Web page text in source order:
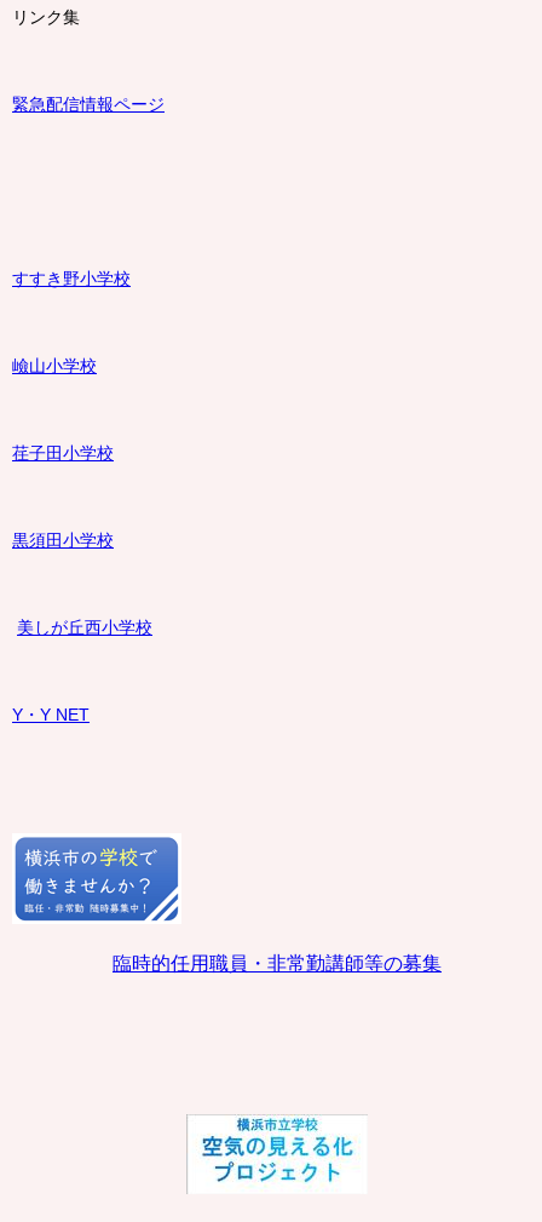
リンク集
緊急配信情報ページ
すすき野小学校
嶮山小学校
荏子田小学校
黒須田小学校
美しが丘西小学校
Y・Y NET
臨時的任用職員・非常勤講師等の募集